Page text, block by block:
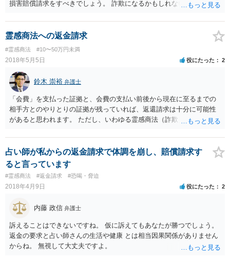
損害賠償請求をすべきでしょう。 詐欺になるかもしれないですしね。
す。 費用は後回しでいいでしょう。 勝てる事案かどうかの見極めが先
ですから。
霊感商法への返金請求
#霊感商法 #10〜50万円未満
2018年5月5日 役にたった 2
鈴木 崇裕 弁護士
「会費」を支払った証拠と、会費の支払い前後から現在に至るまでの
相手方とのやりとりの証拠が残っていれば、返還請求は十分に可能性
があると思われます。 ただし、いわゆる霊感商法（詐欺）の民事訴訟
「除霊」などの行為は法律の枠組みでは捉えにくいところがあるから
です。 具体的な事実関係と証拠を精査しないと明確な見通しはお示し
できませんが、早急に弁護士に相談すべきです。
占い師が私からの返金請求で体調を崩し、賠償請求す
ると言っています
#霊感商法 #返金請求 #恐喝・脅迫
2018年4月9日 役にたった 2
内藤 政信 弁護士
訴えることはできないですね。 仮に訴えてもあなたが勝つでしょう。
返金の要求と占い師さんの生活や健康 とは相当因果関係がありません
からね。 無視して大丈夫ですよ。